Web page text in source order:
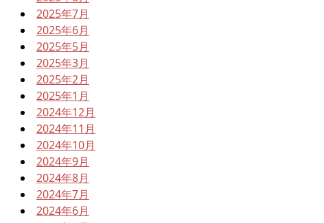
2025年7月
2025年6月
2025年5月
2025年3月
2025年2月
2025年1月
2024年12月
2024年11月
2024年10月
2024年9月
2024年8月
2024年7月
2024年6月